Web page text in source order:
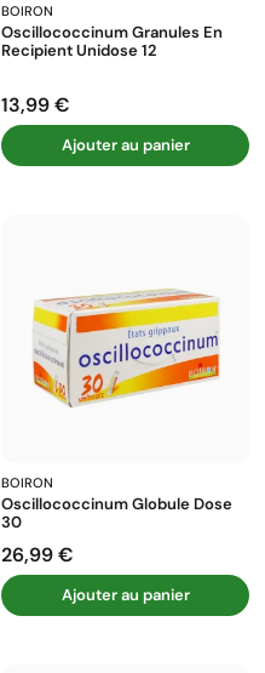
BOIRON
Oscillococcinum Granules En
Recipient Unidose 12
Prix
13,99 €
Ajouter au panier
BOIRON
Oscillococcinum Globule Dose
30
Prix
26,99 €
Ajouter au panier